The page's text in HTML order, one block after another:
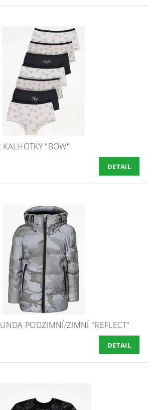
KALHOTKY "BOW"
DETAIL
PODZIMNÍ/ZIMNÍ "REFLECT"
DETAIL